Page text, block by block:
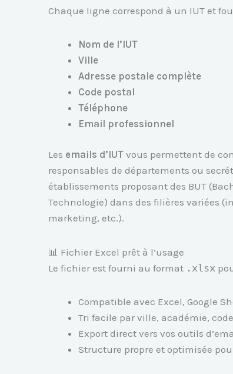
Chaque ligne correspond à un IUT et
Nom de l’IUT
Ville
Adresse postale complète
Code postal
Téléphone
Email professionnel
Les emails d’IUT vous permettent de
responsables de départements ou
établissements proposant des BUT
Technologie) dans des filières variées
marketing, etc.).
📊 Fichier Excel prêt à l’usage
Le fichier est fourni au format .xlsx
Compatible avec Excel, Google
Tri facile par ville, académie,
Export direct vers vos outils
Structure propre et optimisée